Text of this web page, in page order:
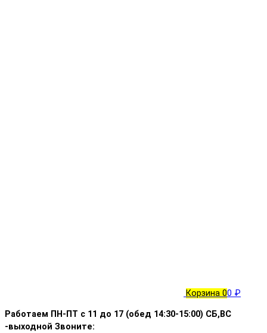
Корзина 00 ₽
Работаем ПН-ПТ с 11 до 17 (обед 14:30-15:00) СБ,ВС
-выходной Звоните: